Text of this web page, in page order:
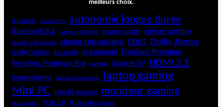
meilleurs choix.
6 pouces Android 15 autonomie longue durée
Bluetooth 5.3 casque gaming charge rapide clavier gaming
clavier mécanique clavier rétroéclairé DDR5 Dolby Atmos
Dolby Vision durabilité ergonomie
FreeSync Premium
FreeSync Premium Pro
gaming Google TV HDMI 2.1
home cinéma laptop bureautique laptop gaming
Mini PC mini PC gaming moniteur gaming
PC compact PCIe 5.0 PC portable gamer